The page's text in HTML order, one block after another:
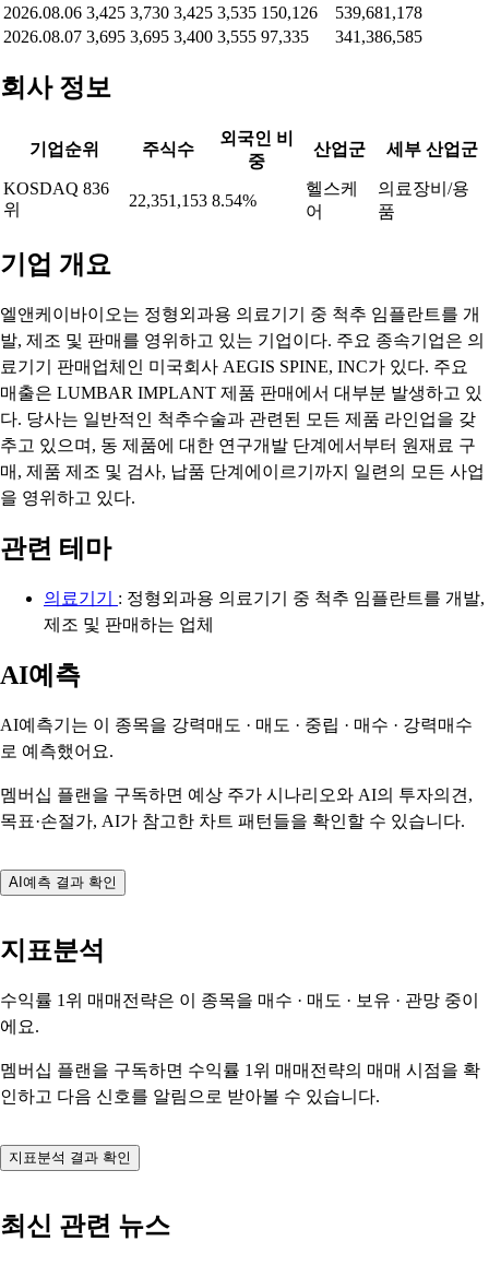
2026.08.06 3,425 3,730 3,425 3,535 150,126
539,681,178
2026.08.07 3,695 3,695 3,400 3,555 97,335 341,386,585
회사 정보
기업순위 주식수
외국인 비
중
산업군 세부 산업군
KOSDAQ 836
위
22,351,153 8.54%
헬스케
어
의료장비/용
품
기업 개요
엘앤케이바이오는 정형외과용 의료기기 중 척추 임플란트를 개
발, 제조 및 판매를 영위하고 있는 기업이다. 주요 종속기업은 의
료기기 판매업체인 미국회사 AEGIS SPINE, INC가 있다. 주요
매출은 LUMBAR IMPLANT 제품 판매에서 대부분 발생하고 있
다. 당사는 일반적인 척추수술과 관련된 모든 제품 라인업을 갖
추고 있으며, 동 제품에 대한 연구개발 단계에서부터 원재료 구
매, 제품 제조 및 검사, 납품 단계에이르기까지 일련의 모든 사업
을 영위하고 있다.
관련 테마
의료기기 : 정형외과용 의료기기 중 척추 임플란트를 개발,
제조 및 판매하는 업체
AI예측
AI예측기는 이 종목을 강력매도 · 매도 · 중립 · 매수 · 강력매수
로 예측했어요.
멤버십 플랜을 구독하면 예상 주가 시나리오와 AI의 투자의견,
목표·손절가, AI가 참고한 차트 패턴들을 확인할 수 있습니다.
AI예측 결과 확인
지표분석
수익률 1위 매매전략은 이 종목을 매수 · 매도 · 보유 · 관망 중이
에요.
멤버십 플랜을 구독하면 수익률 1위 매매전략의 매매 시점을 확
인하고 다음 신호를 알림으로 받아볼 수 있습니다.
지표분석 결과 확인
최신 관련 뉴스